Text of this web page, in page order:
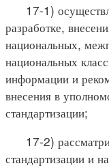
17-1)
разработке,
национальных,
национальных
информации и
внесения в
стандартизации;
17-2)
стандартизации и